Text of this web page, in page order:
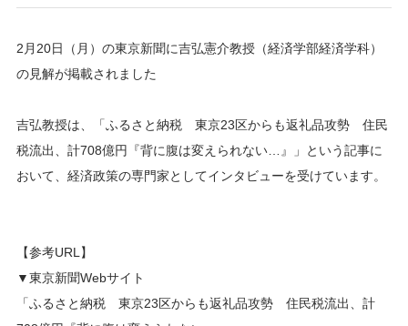
2月20日（月）の東京新聞に吉弘憲介教授（経済学部経済学科）
の見解が掲載されました
吉弘教授は、「ふるさと納税 東京23区からも返礼品攻勢 住民
税流出、計708億円『背に腹は変えられない…』」という記事に
おいて、経済政策の専門家としてインタビューを受けています。
【参考URL】
▼東京新聞Webサイト
「ふるさと納税 東京23区からも返礼品攻勢 住民税流出、計